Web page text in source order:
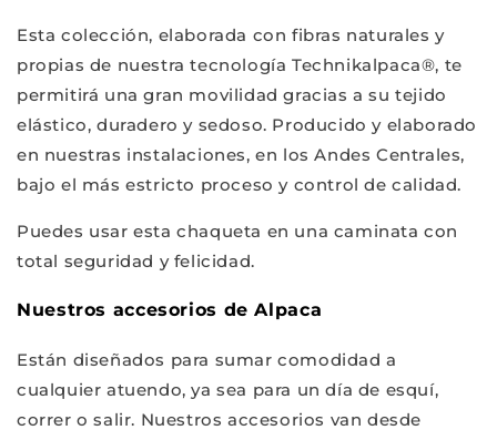
Esta colección, elaborada con fibras naturales y
propias de nuestra tecnología Technikalpaca®, te
permitirá una gran movilidad gracias a su tejido
elástico, duradero y sedoso. Producido y elaborado
en nuestras instalaciones, en los Andes Centrales,
bajo el más estricto proceso y control de calidad.
Puedes usar esta chaqueta en una caminata con
total seguridad y felicidad.
Nuestros accesorios de Alpaca
Están diseñados para sumar comodidad a
cualquier atuendo, ya sea para un día de esquí,
correr o salir. Nuestros accesorios van desde